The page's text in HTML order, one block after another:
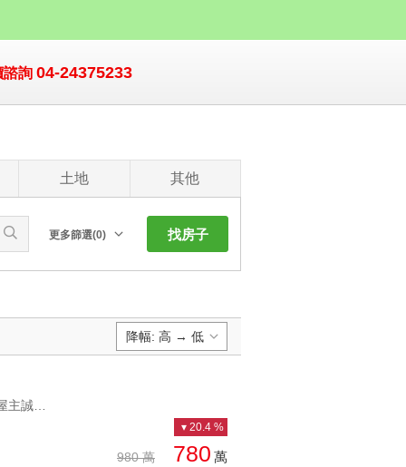
諮詢 04-24375233
土地 其他
更多篩選(0) 找房子
東
降幅: 高 → 低
總價: 低 → 高
每坪單價: 低 → 高
980 萬 780 萬
20.4 %